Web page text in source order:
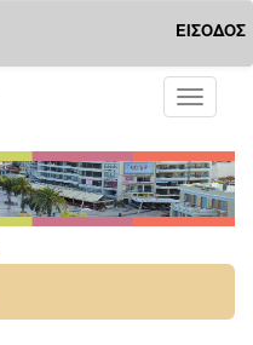
ΕΙΣΟΔΟΣ
Toggle